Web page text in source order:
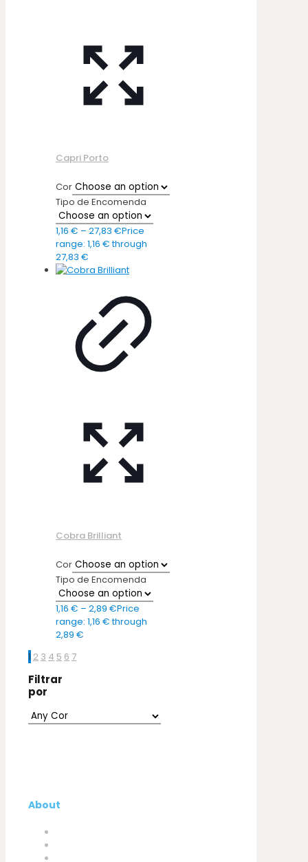
Capri Porto
Cor
Tipo de Encomenda
1,16 € – 27,83 €Price
range: 1,16 € through
27,83 €
Cobra Brilliant
Cor
Tipo de Encomenda
1,16 € – 2,89 €Price
range: 1,16 € through
2,89 €
1 2 3 4 5 6 7
Filtrar
por
About